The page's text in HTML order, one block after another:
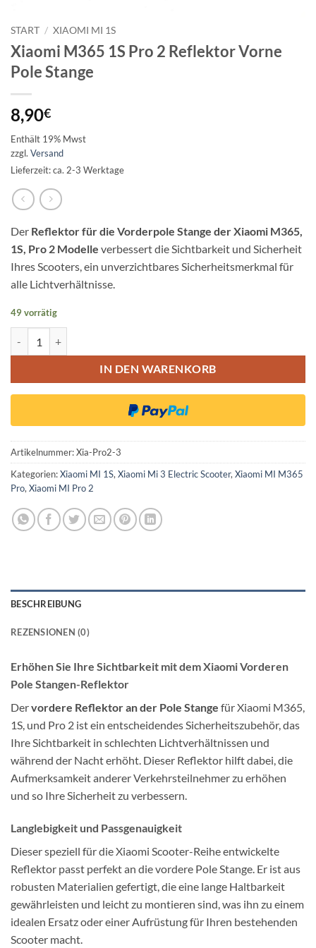
START / XIAOMI MI 1S
Xiaomi M365 1S Pro 2 Reflektor Vorne
Pole Stange
8,90€
Enthält 19% Mwst
zzgl. Versand
Lieferzeit: ca. 2-3 Werktage
Der Reflektor für die Vorderpole Stange der Xiaomi M365,
1S, Pro 2 Modelle verbessert die Sichtbarkeit und Sicherheit
Ihres Scooters, ein unverzichtbares Sicherheitsmerkmal für
alle Lichtverhältnisse.
49 vorrätig
IN DEN WARENKORB
Artikelnummer:Xia-Pro2-3
Kategorien:Xiaomi MI 1S, Xiaomi Mi 3 Electric Scooter, Xiaomi MI M365
Pro, Xiaomi MI Pro 2
BESCHREIBUNG
REZENSIONEN (0)
Erhöhen Sie Ihre Sichtbarkeit mit dem Xiaomi Vorderen
Pole Stangen-Reflektor
Dervordere Reflektor an der Pole Stange für Xiaomi M365,
1S, und Pro 2 ist ein entscheidendes Sicherheitszubehör, das
Ihre Sichtbarkeit in schlechten Lichtverhältnissen und
während der Nacht erhöht. Dieser Reflektor hilft dabei, die
Aufmerksamkeit anderer Verkehrsteilnehmer zu erhöhen
und so Ihre Sicherheit zu verbessern.
Langlebigkeit und Passgenauigkeit
Dieser speziell für die Xiaomi Scooter-Reihe entwickelte
Reflektor passt perfekt an die vordere Pole Stange. Er ist aus
robusten Materialien gefertigt, die eine lange Haltbarkeit
gewährleisten und leicht zu montieren sind, was ihn zu einem
idealen Ersatz oder einer Aufrüstung für Ihren bestehenden
Scooter macht.